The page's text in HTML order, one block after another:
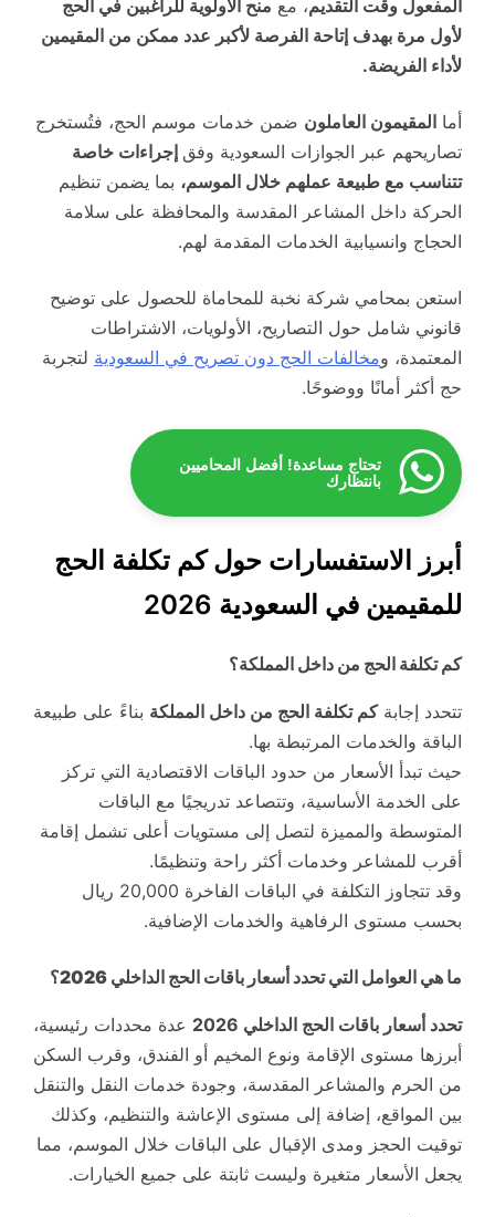
المفعول وقت التقديم، مع منح الأولوية للراغبين في الحج
لأول مرة بهدف إتاحة الفرصة لأكبر عدد ممكن من المقيمين
لأداء الفريضة.
أما المقيمون العاملون ضمن خدمات موسم الحج، فتُستخرج
تصاريحهم عبر الجوازات السعودية وفق إجراءات خاصة
تتناسب مع طبيعة عملهم خلال الموسم، بما يضمن تنظيم
الحركة داخل المشاعر المقدسة والمحافظة على سلامة
الحجاج وانسيابية الخدمات المقدمة لهم.
استعن بمحامي شركة نخبة للمحاماة للحصول على توضيح
قانوني شامل حول التصاريح، الأولويات، الاشتراطات
المعتمدة، ومخالفات الحج دون تصريح في السعودية لتجربة
حج أكثر أمانًا ووضوحًا.
تحتاج مساعدة! أفضل المحاميين
بانتظارك
أبرز الاستفسارات حول كم تكلفة الحج
للمقيمين في السعودية 2026
كم تكلفة الحج من داخل المملكة؟
تتحدد إجابةكم تكلفة الحج من داخل المملكة بناءً على طبيعة
الباقة والخدمات المرتبطة بها.
حيث تبدأ الأسعار من حدود الباقات الاقتصادية التي تركز
على الخدمة الأساسية، وتتصاعد تدريجيًا مع الباقات
المتوسطة والمميزة لتصل إلى مستويات أعلى تشمل إقامة
أقرب للمشاعر وخدمات أكثر راحة وتنظيمًا.
وقد تتجاوز التكلفة في الباقات الفاخرة 20,000 ريال
بحسب مستوى الرفاهية والخدمات الإضافية.
ما هي العوامل التي تحدد أسعار باقات الحج الداخلي 2026؟
تحدد أسعار باقات الحج الداخلي 2026
عدة محددات رئيسية،
أبرزها مستوى الإقامة ونوع المخيم أو الفندق، وقرب السكن
من الحرم والمشاعر المقدسة، وجودة خدمات النقل والتنقل
بين المواقع، إضافة إلى مستوى الإعاشة والتنظيم، وكذلك
توقيت الحجز ومدى الإقبال على الباقات خلال الموسم، مما
يجعل الأسعار متغيرة وليست ثابتة على جميع الخيارات.